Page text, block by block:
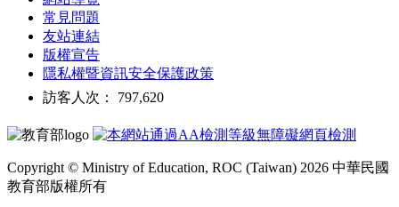
常見問題
友站連結
版權宣告
隱私權暨資訊安全保護政策
訪客人次： 797,620
Copyright © Ministry of Education, ROC (Taiwan) 2026 中華民國
教育部版權所有